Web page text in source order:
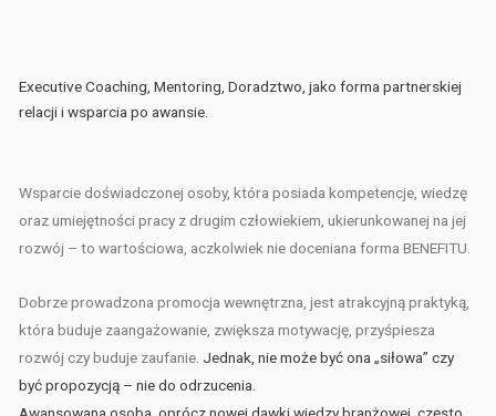
Executive Coaching, Mentoring, Doradztwo, jako forma partnerskiej
relacji i wsparcia po awansie.
Wsparcie doświadczonej osoby, która posiada kompetencje, wiedzę
oraz umiejętności pracy z drugim człowiekiem, ukierunkowanej na jej
rozwój – to wartościowa, aczkolwiek nie doceniana forma BENEFITU.
Dobrze prowadzona promocja wewnętrzna, jest atrakcyjną praktyką,
która buduje zaangażowanie, zwiększa motywację, przyśpiesza
rozwój czy buduje zaufanie. Jednak, nie może być ona „siłowa” czy
być propozycją – nie do odrzucenia.